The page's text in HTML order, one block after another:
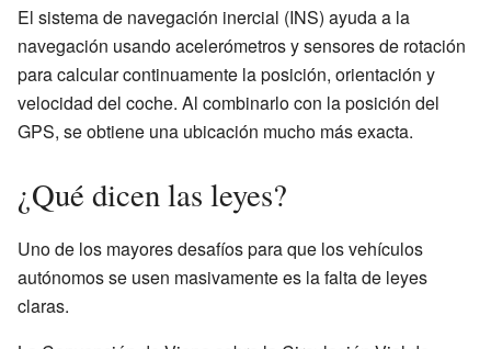
El sistema de navegación inercial (INS) ayuda a la
navegación usando acelerómetros y sensores de rotación
para calcular continuamente la posición, orientación y
velocidad del coche. Al combinarlo con la posición del
GPS, se obtiene una ubicación mucho más exacta.
¿Qué dicen las leyes?
Uno de los mayores desafíos para que los vehículos
autónomos se usen masivamente es la falta de leyes
claras.